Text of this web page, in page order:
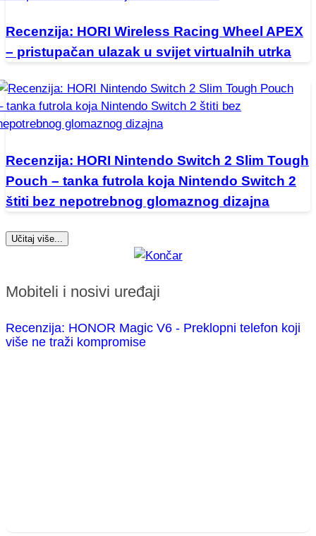
Recenzija: HORI Wireless Racing Wheel APEX
– pristupačan ulazak u svijet virtualnih utrka
Recenzija: HORI Nintendo Switch 2 Slim Tough
Pouch – tanka futrola koja Nintendo Switch 2
štiti bez nepotrebnog glomaznog dizajna
Učitaj više...
Mobiteli i nosivi uređaji
Recenzija: HONOR Magic V6 - Preklopni telefon koji
više ne traži kompromise